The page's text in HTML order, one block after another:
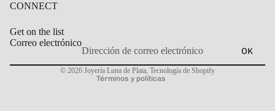
CONNECT
Get on the list
Correo electrónico
OK
© 2026 Joyería Luna de Plata Tecnología de Shopify
Términos y políticas
Política de privacidad